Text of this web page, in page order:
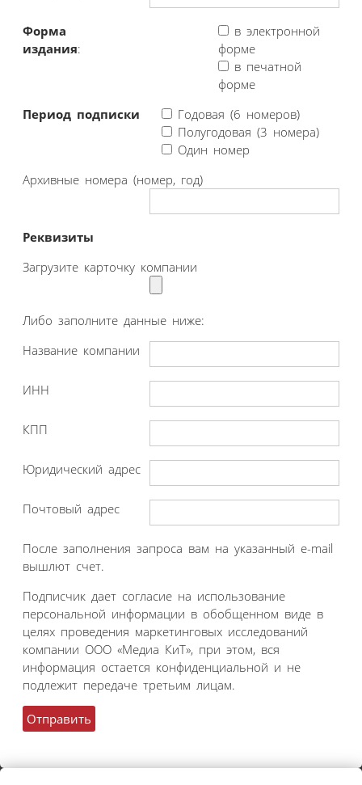
Форма
издания:
в электронной
форме
в печатной
форме
Период подписки
Годовая (6 номеров)
Полугодовая (3 номера)
Один номер
Архивные номера (номер, год)
Реквизиты
Загрузите карточку компании
Либо заполните данные ниже:
Название компании
ИНН
КПП
Юридический адрес
Почтовый адрес
После заполнения запроса вам на указанный e-mail
вышлют счет.
Подписчик дает согласие на использование
персональной информации в обобщенном виде в
целях проведения маркетинговых исследований
компании ООО «Медиа КиТ», при этом, вся
информация остается конфиденциальной и не
подлежит передаче третьим лицам.